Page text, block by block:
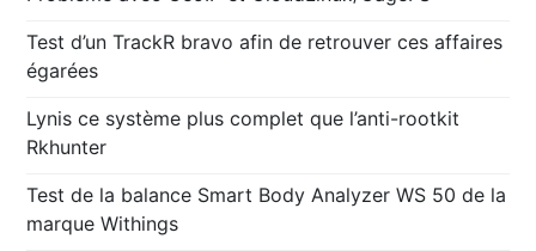
Test d’un TrackR bravo afin de retrouver ces affaires
égarées
Lynis ce système plus complet que l’anti-rootkit
Rkhunter
Test de la balance Smart Body Analyzer WS 50 de la
marque Withings